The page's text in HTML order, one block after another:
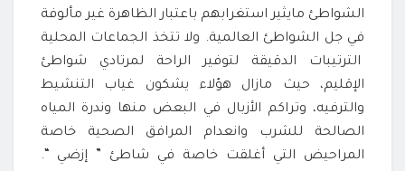
الشواطئ مايثير استغرابهم باعتبار الظاهرة غير مألوفة
في جل الشواطئ العالمية. ولا تتخذ الجماعات المحلية
الترتيبات الدقيقة لتوفير الراحة لمرتادي شواطئ
الإقليم، حيث مازال هؤلاء يشكون غياب التنشيط
والترفيه، وتراكم الأزبال في البعض منها وندرة المياه
الصالحة للشرب وانعدام المرافق الصحية خاصة
المراحيض التي أغلقت خاصة في شاطئ ” إزضي “.